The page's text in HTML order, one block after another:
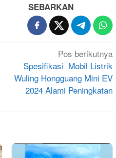
SEBARKAN
Pos berikutnya
Spesifikasi Mobil Listrik
Wuling Hongguang Mini EV
2024 Alami Peningkatan